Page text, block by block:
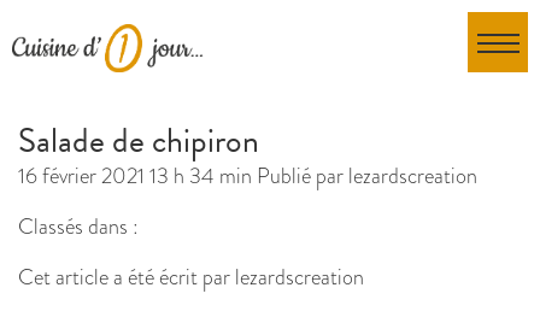
Salade de chipiron
16 février 2021 13 h 34 min Publié parlezardscreation
Classés dans :
Cet article a été écrit par lezardscreation